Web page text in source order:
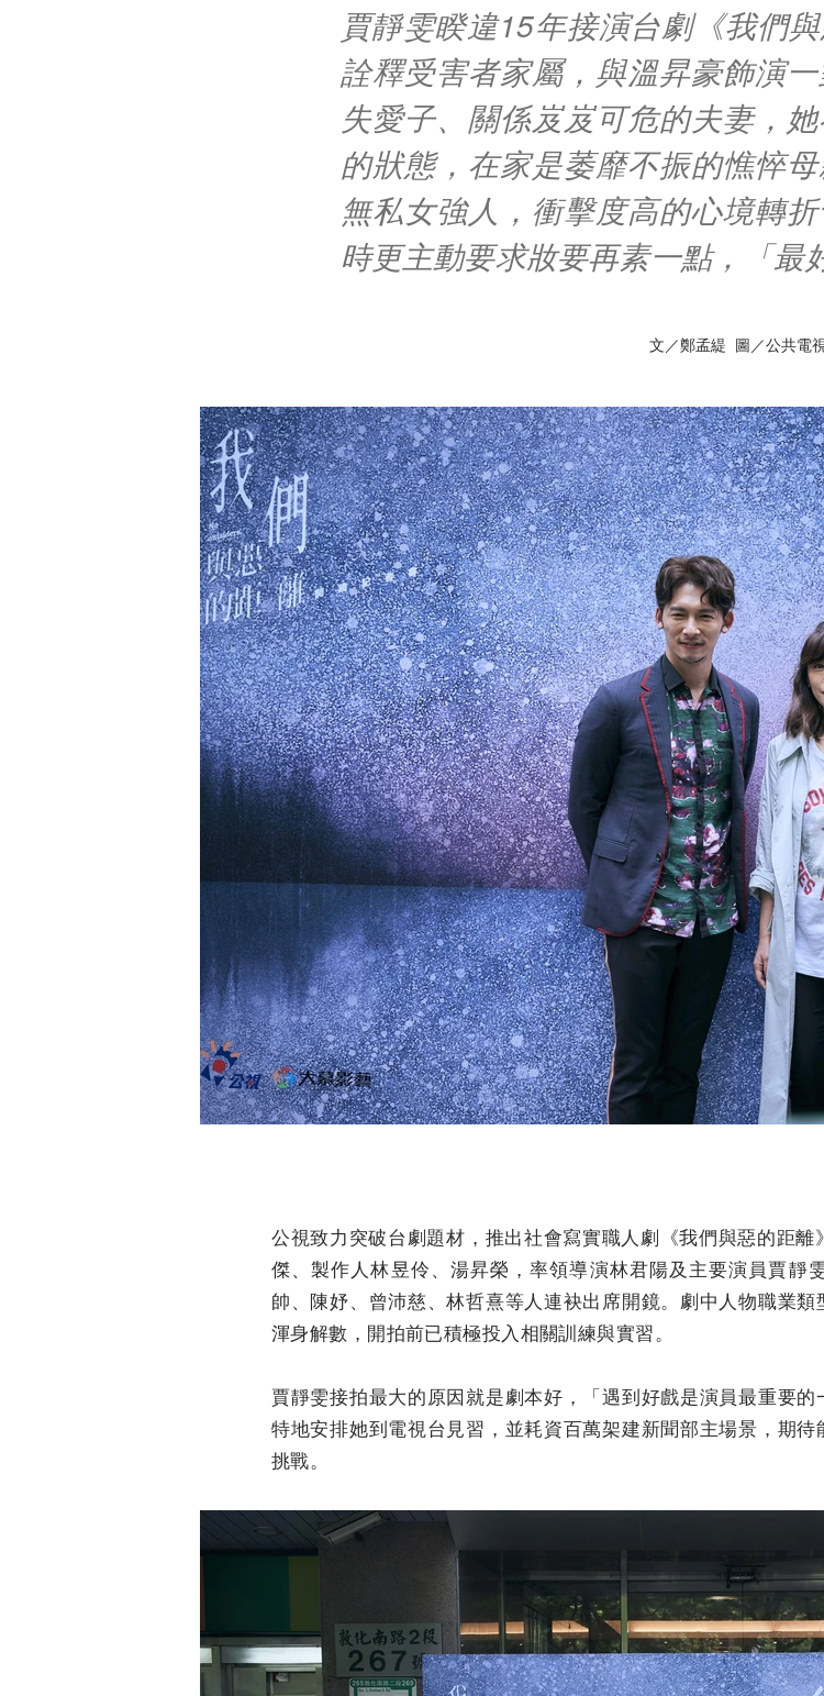
賈靜雯睽違15年接演台劇《我們
詮釋受害者家屬，與溫昇豪飾演
失愛子、關係岌岌可危的夫妻，
的狀態，在家是萎靡不振的憔悴
無私女強人，衝擊度高的心境轉
時更主動要求妝要再素一點，「最
文／鄭孟緹 圖／公共電視
公視致力突破台劇題材，推出社會寫實職人劇《我們與惡的距
傑、製作人林昱伶、湯昇榮，率領導演林君陽及主要演員賈靜
帥、陳妤、曾沛慈、林哲熹等人連袂出席開鏡。劇中人物職業
渾身解數，開拍前已積極投入相關訓練與實習。
賈靜雯接拍最大的原因就是劇本好，「遇到好戲是演員最重要
特地安排她到電視台見習，並耗資百萬架建新聞部主場景，期
挑戰。